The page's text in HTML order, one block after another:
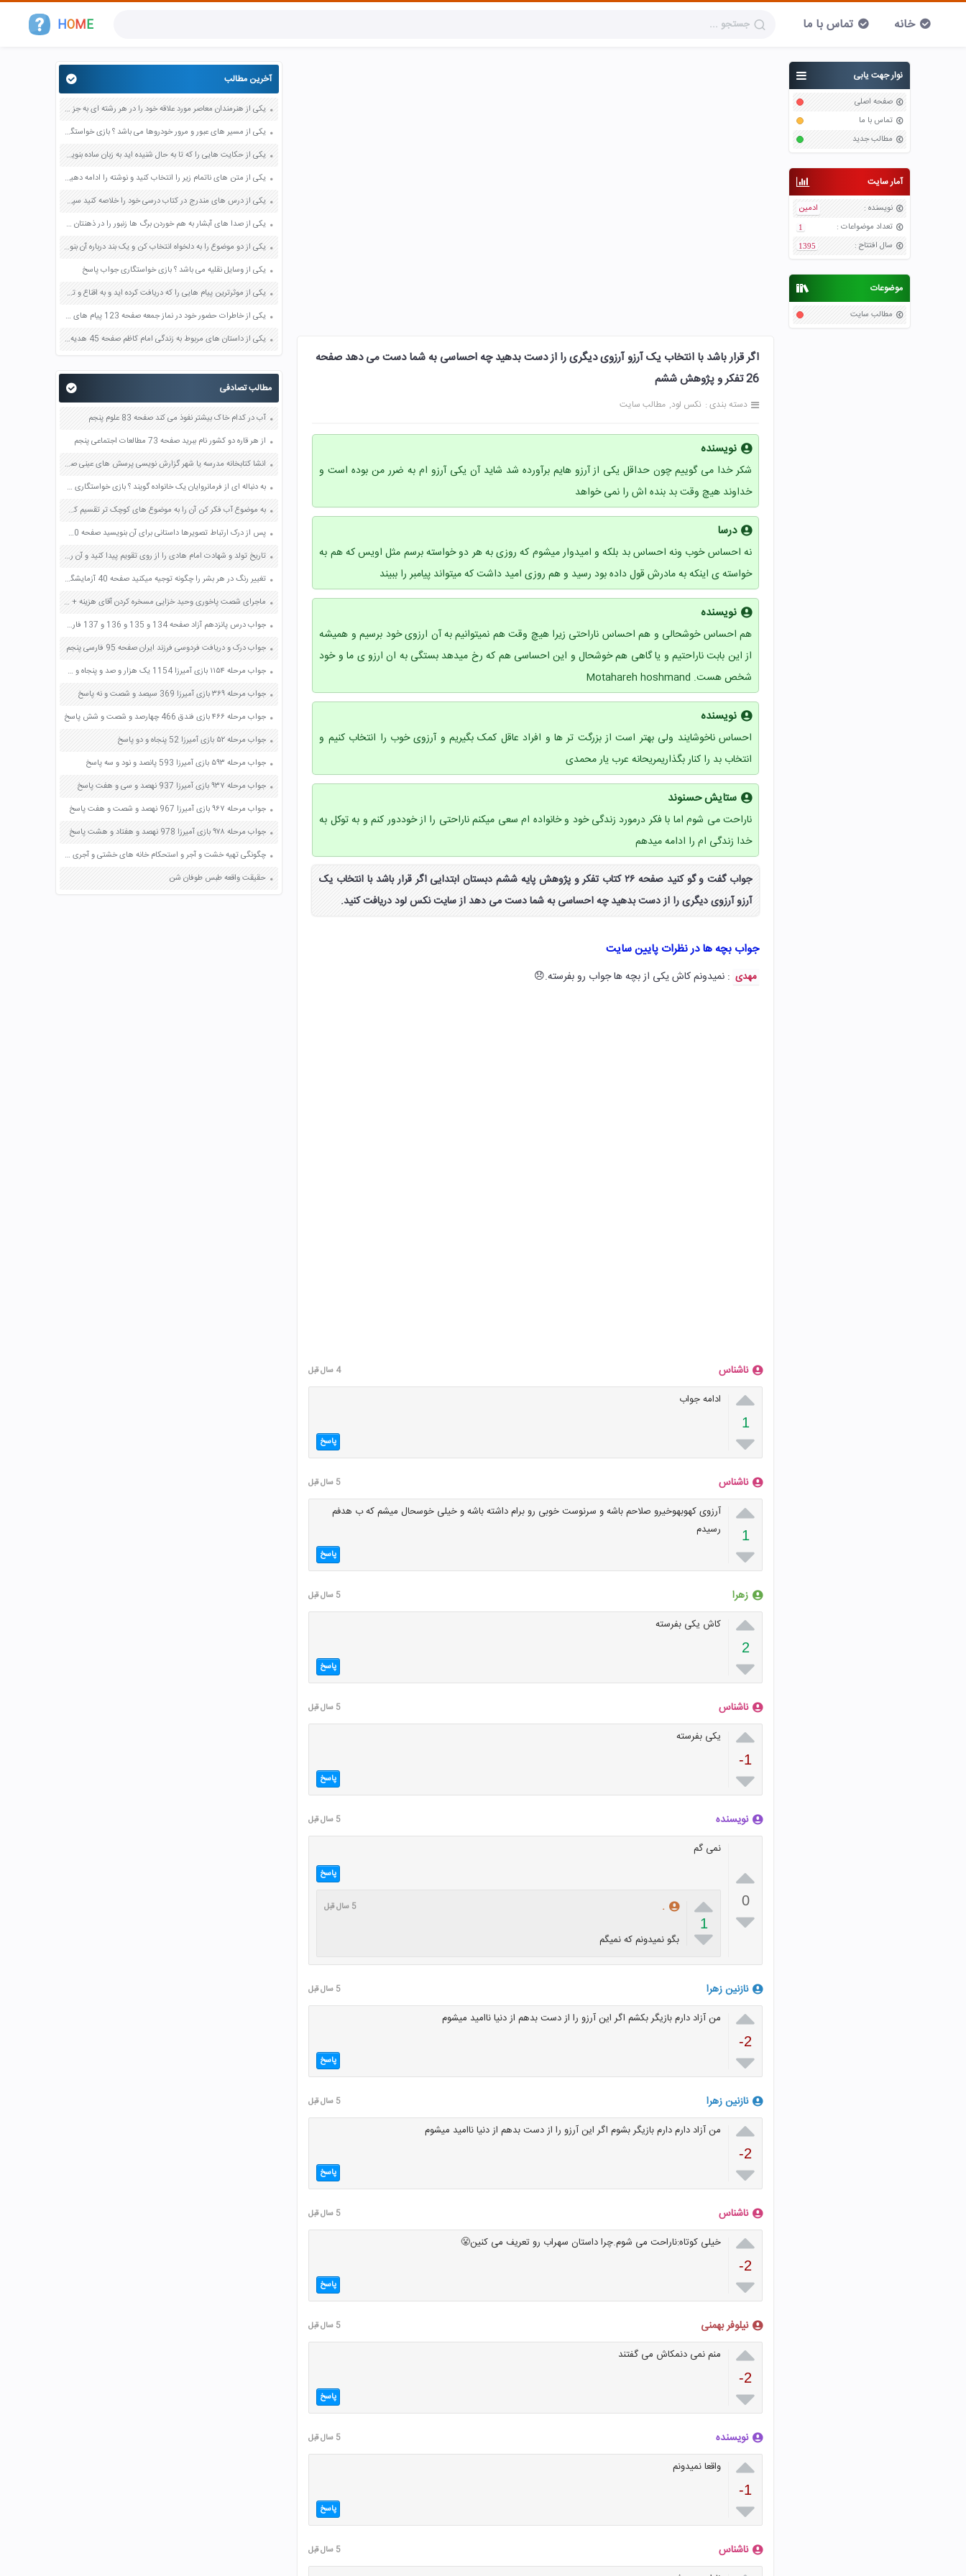
HOME خانه تماس با ما
نوار جهت یابی
صفحه اصلی
تماس با ما
مطالب جدید
آمار سایت
نویسنده :
ادمین
تعداد موضواعات :
1
سال افتتاح :
1395
موضوعات
مطالب سایت
اگر قرار باشد با انتخاب یک آرزو آرزوی دیگری را از دست بدهید چه احساسی به شما دست می دهد صفحه
26 تفکر و پژوهش ششم
دسته بندی : نکس لود مطالب سایت
نویسنده
شکر خدا می گوییم چون حداقل یکی از آرزو هایم برآورده شد شاید آن یکی آرزو ام به ضرر من بوده است و
خداوند هیچ وقت بد بنده اش را نمی خواهد
درسا
نه احساس خوب ونه احساس بد بلکه و امیدوار میشوم که روزی به هر دو خواسته برسم مثل اویس که هم به
خواسته ی اینکه به مادرش قول داده بود رسید و هم روزی امید داشت که میتواند پیامبر را ببیند
نویسنده
هم احساس خوشحالی و هم احساس ناراحتی زیرا هیچ وقت هم نمیتوانیم به آن ارزوی خود برسیم و همیشه
از این بابت ناراحتیم و یا گاهی هم خوشحال و این احساسی هم که رخ میدهد بستگی به ان ارزو ی ما و خود
شخص هست. Motahareh hoshmand
نویسنده
احساس ناخوشایند ولی بهتر است از بزرگت تر ها و افراد عاقل کمک بگیریم و آرزوی خوب را انتخاب کنیم و
انتخاب بد را کنار بگذاریمریحانه عرب یار محمدی
ستایش حسنوند
ناراحت می شوم اما با فکر درمورد زندگی خود و خانواده ام سعی میکنم ناراحتی را از خوددور کنم و به توکل به
خدا زندگی ام را ادامه میدهم
جواب گفت و گو کنید صفحه ۲۶ کتاب تفکر و پژوهش پایه ششم دبستان ابتدایی اگر قرار باشد با انتخاب یک
آرزو آرزوی دیگری را از دست بدهید چه احساسی به شما دست می دهد از سایت نکس لود دریافت کنید.
جواب بچه ها در نظرات پایین سایت
مهدی : نمیدونم کاش یکی از بچه ها جواب رو بفرسته.😞
ناشناس 4 سال قبل

1

ادامه جواب
پاسخ
ناشناس 5 سال قبل

1

آرزوی کهوبهوخیرو صلاحم باشه و سرنوست خوبی رو برام داشته باشه و خیلی خوسحال میشم که ب هدفم
رسیدم
پاسخ
زهرا 5 سال قبل

2

کاش یکی بفرسته
پاسخ
ناشناس 5 سال قبل

-1

یکی بفرسته
پاسخ
نویسنده 5 سال قبل

0

نمی گم
پاسخ

1

. 5 سال قبل
بگو نمیدونم که نمیگم
نازنین زهرا 5 سال قبل

-2

من آزاد دارم بازیگر بکشم اگر این آرزو را از دست بدهم از دنیا ناامید میشوم
پاسخ
نازنین زهرا 5 سال قبل

-2

من آزاد دارم دارم بازیگر بشوم اگر این آرزو را از دست بدهم از دنیا ناامید میشوم
پاسخ
ناشناس 5 سال قبل

-2

خیلی کوتاه:ناراحت می شوم.چرا داستان سهراب رو تعریف می کنین😤
پاسخ
نیلوفر بهمنی 5 سال قبل

-2

منم نمی دنمکاش می گفتند
پاسخ
نویسنده 5 سال قبل

-1

واقعا نمیدونم
پاسخ
ناشناس 5 سال قبل
آخرین مطالب
یکی از هنرمندان معاصر مورد علاقه خود را در هر رشته ای به جز عکاسی صفحه 69 فرهنگ و هنر نهم
یکی از مسیر های عبور و مرور خودروها می باشد ؟ بازی خواستگاری جواب پاسخ
یکی از حکایت هایی را که تا به حال شنیده اید به زبان ساده بنویسید صفحه 97 نگارش ششم دبستان
یکی از متن های ناتمام زیر را انتخاب کنید و نوشته را ادامه دهید صفحه 73 و 74 کتاب نگارش فارسی پنجم دبستان
یکی از درس های مندرج در کتاب درسی خود را خلاصه کنید سپس متن خلاصه شده را با بهره گیری از روش های دسته بندی نمودار جدول نقشه مفهومی نشان دهید صفحه 118 نگارش یازدهم
یکی از صدا های آبشار به هم خوردن برگ ها زنبور را در ذهنتان مجسم کنید و درباره آن یک بند بنویسید صفحه 11 نگارش پنجم
یکی از دو موضوع را به دلخواه انتخاب کن و یک بند درباره آن بنویس صفحه 35 کتاب نگارش فارسی سوم
یکی از وسایل نقلیه می باشد ؟ بازی خواستگاری جواب پاسخ
یکی از موثرترین پیام هایی را که دریافت کرده اید و به اقناع و تغییری جدی در شما منجر شده است برسی کنید و علت این تاثیر گذاری قابل توجه را بنویسید صفحه 52 تفکر و سواد رسانه ای دهم
یکی از خاطرات حضور خود در نماز جمعه صفحه 123 پیام های آسمان هفتم
یکی از داستان های مربوط به زندگی امام کاظم صفحه 45 هدیه های آسمان چهارم
مطالب تصادفی
آب در کدام خاک بیشتر نفوذ می کند صفحه 83 علوم پنجم
از هر قاره دو کشور نام ببرید صفحه 73 مطالعات اجتماعی پنجم
انشا کتابخانه مدرسه یا شهر گزارش نویسی پرسش های عینی صفحه 66 و 67 نگارش دهم
به دنباله ای از فرمانروایان یک خانواده گویند ؟ بازی خواستگاری جواب پاسخ
به موضوع آب فکر کن آن را به موضوع های کوچک تر تقسیم کن یک موضوع را انتخاب کن و در مورد آن یک بند بنویس صفحه 87 کتاب نگارش فارسی سوم
پس از درک ارتباط تصویرها داستانی برای آن بنویسید صفحه 70 کتاب نگارش فارسی چهارم ابتدایی
تاریخ تولد و شهادت امام هادی را از روی تقویم پیدا کنید و آن را در اینجا بنویسید صفحه 73 هدیه های آسمان پنجم
تغییر رنگ در هر بشر را چگونه توجیه میکنید صفحه 40 آزمایشگاه علوم تجربی دهم
ماجرای شصت پاخوری وحید خزایی مسخره کردن آقای هزینه + دانلود فیلم کلیپ
جواب درس پانزدهم آزاد صفحه 134 و 135 و 136 و 137 فارسی هفتم
جواب درک و دریافت فردوسی فرزند ایران صفحه 95 فارسی پنجم
جواب مرحله ۱۱۵۴ بازی آمیرزا 1154 یک هزار و صد و پنجاه و چهار پاسخ
جواب مرحله ۳۶۹ بازی آمیرزا 369 سیصد و شصت و نه پاسخ
جواب مرحله ۴۶۶ بازی فندق 466 چهارصد و شصت و شش پاسخ
جواب مرحله ۵۲ بازی آمیرزا 52 پنجاه و دو پاسخ
جواب مرحله ۵۹۳ بازی آمیرزا 593 پانصد و نود و سه پاسخ
جواب مرحله ۹۳۷ بازی آمیرزا 937 نهصد و سی و هفت پاسخ
جواب مرحله ۹۶۷ بازی آمیرزا 967 نهصد و شصت و هفت پاسخ
جواب مرحله ۹۷۸ بازی آمیرزا 978 نهصد و هفتاد و هشت پاسخ
چگونگی تهیه خشت و آجر و استحکام خانه های خشتی و آجری صفحه 48 علوم چهارم دبستان
حقیقت واقعه طبس طوفان شن